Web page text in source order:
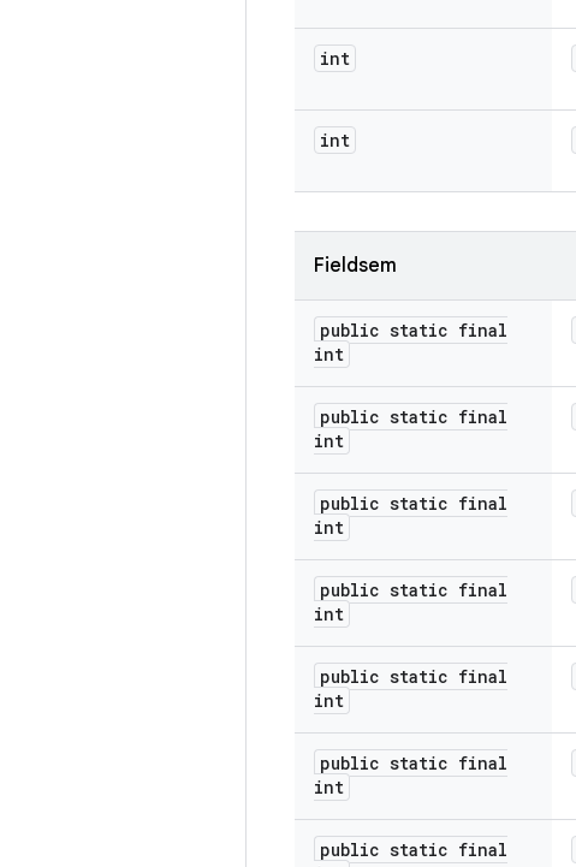
int
int
Fieldsem
public static final
int
public static final
int
public static final
int
public static final
int
public static final
int
public static final
int
public static final